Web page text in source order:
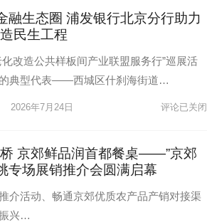
融生态圈 浦发银行北京分行助力
民生工程
改造公共样板间产业联盟服务行”巡展活
典型代表——西城区什刹海街道…
2026年7月24日 评论已关闭
京郊鲜品润首都餐桌——”京郊
专场展销推介会圆满启幕
介活动、畅通京郊优质农产品产销对接渠
兴…